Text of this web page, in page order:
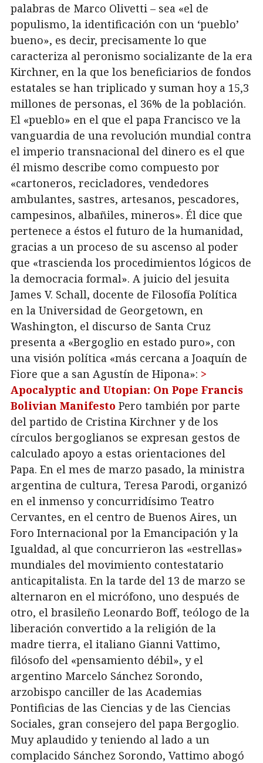
palabras de Marco Olivetti – sea «el de
populismo, la identificación con un ‘pueblo’
bueno», es decir, precisamente lo que
caracteriza al peronismo socializante de la era
Kirchner, en la que los beneficiarios de fondos
estatales se han triplicado y suman hoy a 15,3
millones de personas, el 36% de la población.
El «pueblo» en el que el papa Francisco ve la
vanguardia de una revolución mundial contra
el imperio transnacional del dinero es el que
él mismo describe como compuesto por
«cartoneros, recicladores, vendedores
ambulantes, sastres, artesanos, pescadores,
campesinos, albañiles, mineros». Él dice que
pertenece a éstos el futuro de la humanidad,
gracias a un proceso de su ascenso al poder
que «trascienda los procedimientos lógicos de
la democracia formal». A juicio del jesuita
James V. Schall, docente de Filosofía Política
en la Universidad de Georgetown, en
Washington, el discurso de Santa Cruz
presenta a «Bergoglio en estado puro», con
una visión política «más cercana a Joaquín de
Fiore que a san Agustín de Hipona»: >
Apocalyptic and Utopian: On Pope Francis
Bolivian Manifesto Pero también por parte
del partido de Cristina Kirchner y de los
círculos bergoglianos se expresan gestos de
calculado apoyo a estas orientaciones del
Papa. En el mes de marzo pasado, la ministra
argentina de cultura, Teresa Parodi, organizó
en el inmenso y concurridísimo Teatro
Cervantes, en el centro de Buenos Aires, un
Foro Internacional por la Emancipación y la
Igualdad, al que concurrieron las «estrellas»
mundiales del movimiento contestatario
anticapitalista. En la tarde del 13 de marzo se
alternaron en el micrófono, uno después de
otro, el brasileño Leonardo Boff, teólogo de la
liberación convertido a la religión de la
madre tierra, el italiano Gianni Vattimo,
filósofo del «pensamiento débil», y el
argentino Marcelo Sánchez Sorondo,
arzobispo canciller de las Academias
Pontificias de las Ciencias y de las Ciencias
Sociales, gran consejero del papa Bergoglio.
Muy aplaudido y teniendo al lado a un
complacido Sánchez Sorondo, Vattimo abogó